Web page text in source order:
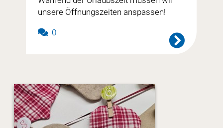
unsere Öffnungszeiten anspassen!
0